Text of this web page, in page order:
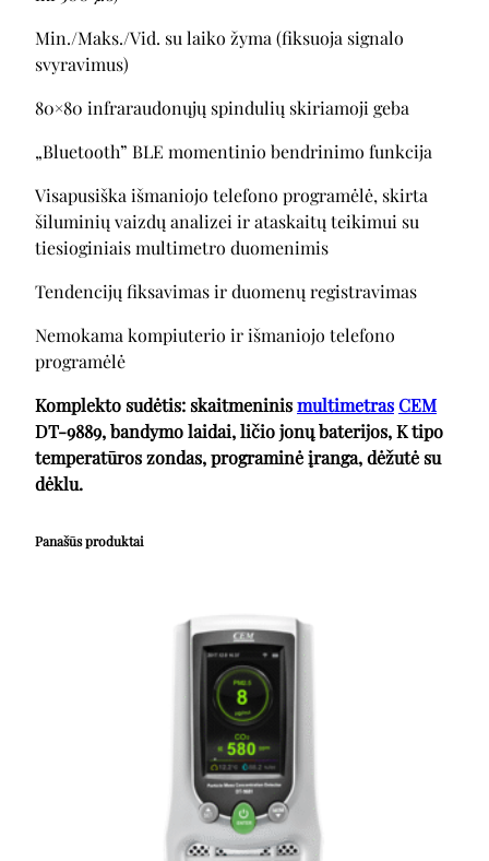
Min./Maks./Vid. su laiko žyma (fiksuoja signalo
svyravimus)
80×80 infraraudonųjų spindulių skiriamoji geba
„Bluetooth” BLE momentinio bendrinimo funkcija
Visapusiška išmaniojo telefono programėlė, skirta
šiluminių vaizdų analizei ir ataskaitų teikimui su
tiesioginiais multimetro duomenimis
Tendencijų fiksavimas ir duomenų registravimas
Nemokama kompiuterio ir išmaniojo telefono
programėlė
Komplekto sudėtis: skaitmeninismultimetrasCEM
DT-9889, bandymo laidai, ličio jonų baterijos, K tipo
temperatūros zondas, programinė įranga, dėžutė su
dėklu.
Panašūs produktai